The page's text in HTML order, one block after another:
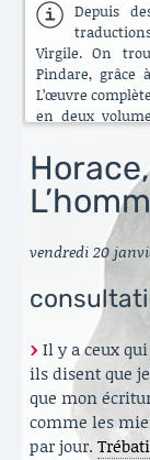
Depuis
Virgile. On
Pindare, grâce
L’œuvre
en deux
encore
lire ici. C’est
besoin de
s’est accru
est nouvelle.
belles
haïku en latin
Horace,
vendredi 20
Il y a ceux
ils disent que
que mon
comme les
par jour.